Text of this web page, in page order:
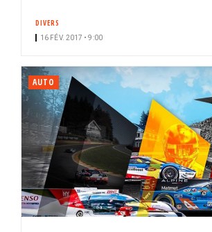
DIVERS
16 FÉV. 2017 • 9:00
AUTO